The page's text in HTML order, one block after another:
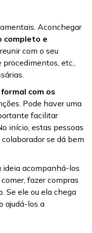
Aconchegar
completo e
com o seu
etc.,
com os
Pode haver uma
facilitar
início, estas pessoas
se dá bem
ideia acompanhá-los
fazer compras
Se ele ou ela chega
ajudá-los a